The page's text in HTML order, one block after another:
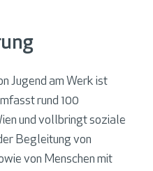
Jugend am Werk ist
rund 100
und vollbringt soziale
Begleitung von
von Menschen mit